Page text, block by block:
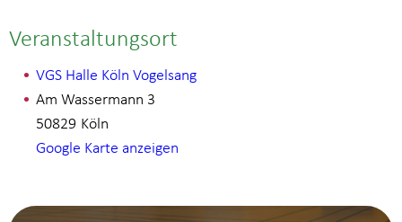
Veranstaltungsort
VGS Halle Köln Vogelsang
Am Wassermann 3
Köln
50829
Google Karte anzeigen